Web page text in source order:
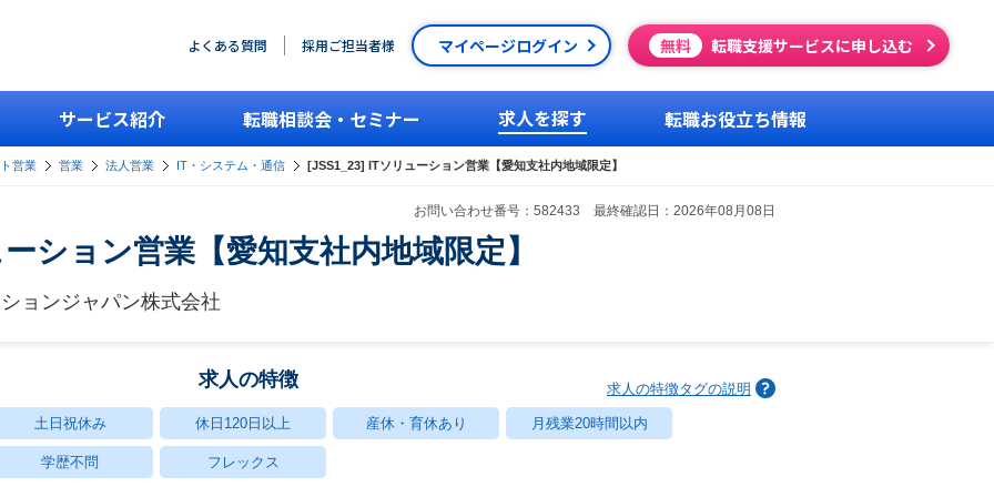
よくある質問 採用ご担当者様 マイページログイン 無料 転職支援サービスに申し込む
サービス紹介 転職相談会・セミナー 求人を探す 転職お役立ち情報
営業 営業 法人営業 IT・システム・通信 [JSS1_23] ITソリューション営業【愛知支社内地域限定】
お問い合わせ番号：582433 最終確認日：2026年08月08日
ション営業【愛知支社内地域限定】
ョンジャパン株式会社
求人の特徴 求人の特徴タグの説明
土日祝休み 休日120日以上 産休・育休あり 月残業20時間以内
学歴不問 フレックス